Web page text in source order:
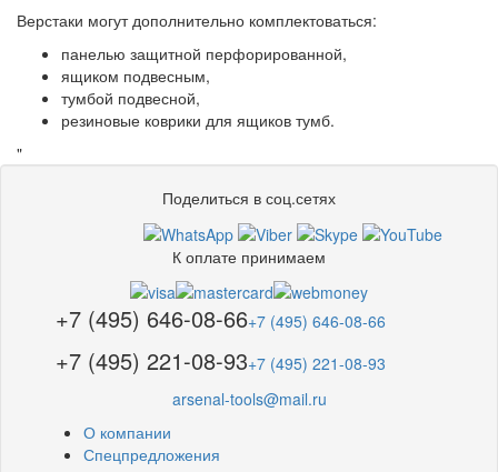
Верстаки могут дополнительно комплектоваться:
панелью защитной перфорированной,
ящиком подвесным,
тумбой подвесной,
резиновые коврики для ящиков тумб.
"
Поделиться в соц.сетях
К оплате принимаем
+7 (495) 646-08-66+7 (495) 646-08-66
+7 (495) 221-08-93+7 (495) 221-08-93
arsenal-tools@mail.ru
О компании
Спецпредложения